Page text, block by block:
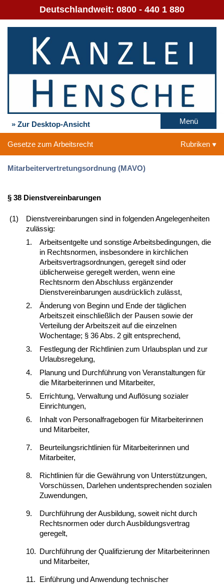
Deutschlandweit: 0800 - 440 1 880
» Zur Desktop-Ansicht Menü
Gesetze zum Arbeitsrecht Rubriken
Mitarbeitervertretungsordnung (MAVO)
§ 38 Dienstvereinbarungen
(1)
Dienstvereinbarungen sind in folgenden Angelegenheiten
zulässig:
1.
Arbeitsentgelte und sonstige Arbeitsbedingungen, die
in Rechtsnormen, insbesondere in kirchlichen
Arbeitsvertragsordnungen, geregelt sind oder
üblicherweise geregelt werden, wenn eine
Rechtsnorm den Abschluss ergänzender
Dienstvereinbarungen ausdrücklich zulässt,
2.
Änderung von Beginn und Ende der täglichen
Arbeitszeit einschließlich der Pausen sowie der
Verteilung der Arbeitszeit auf die einzelnen
Wochentage; § 36 Abs. 2 gilt entsprechend,
3.
Festlegung der Richtlinien zum Urlaubsplan und zur
Urlaubsregelung,
4.
Planung und Durchführung von Veranstaltungen für
die Mitarbeiterinnen und Mitarbeiter,
5.
Errichtung, Verwaltung und Auflösung sozialer
Einrichtungen,
6.
Inhalt von Personalfragebogen für Mitarbeiterinnen
und Mitarbeiter,
7.
Beurteilungsrichtlinien für Mitarbeiterinnen und
Mitarbeiter,
8.
Richtlinien für die Gewährung von Unterstützungen,
Vorschüssen, Darlehen undentsprechenden sozialen
Zuwendungen,
9.
Durchführung der Ausbildung, soweit nicht durch
Rechtsnormen oder durch Ausbildungsvertrag
geregelt,
10. Durchführung der Qualifizierung der Mitarbeiterinnen
und Mitarbeiter,
11. Einführung und Anwendung technischer